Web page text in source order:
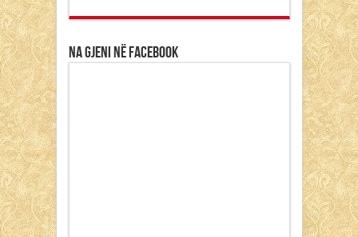
Na gjeni në Facebook